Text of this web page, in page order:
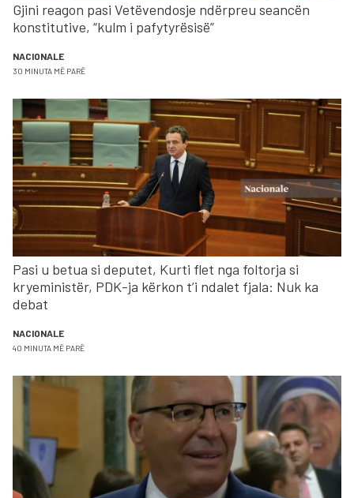
Gjini reagon pasi Vetëvendosje ndërpreu seancën
konstitutive, “kulm i pafytyrësisë”
NACIONALE
30 MINUTA MË PARË
Pasi u betua si deputet, Kurti flet nga foltorja si
kryeministër, PDK-ja kërkon t’i ndalet fjala: Nuk ka
debat
NACIONALE
40 MINUTA MË PARË